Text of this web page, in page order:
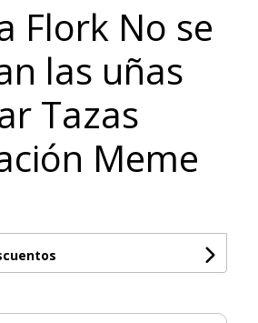
Flork No se
las uñas
Tazas
Meme